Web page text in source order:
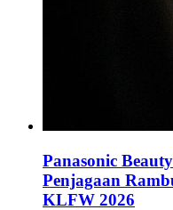
Panasonic
Penjagaan
KLFW 2026